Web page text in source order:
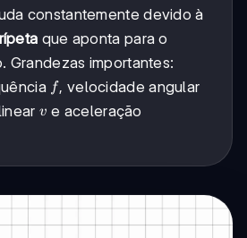
constantemente devido à
que aponta para o
Grandezas importantes:
ff, velocidade angular
v
v e aceleração